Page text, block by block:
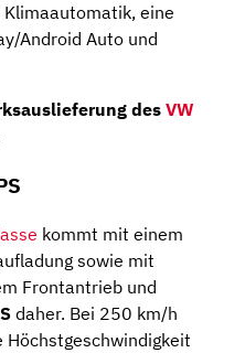
eine
Android Auto und
des VW
kommt mit einem
sowie mit
Frontantrieb und
daher. Bei 250 km/h